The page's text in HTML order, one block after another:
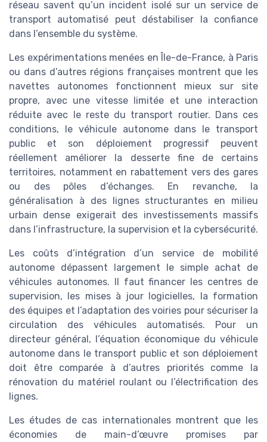
réseau savent qu’un incident isolé sur un service de
transport automatisé peut déstabiliser la confiance
dans l’ensemble du système.
Les expérimentations menées en Île-de-France, à Paris
ou dans d’autres régions françaises montrent que les
navettes autonomes fonctionnent mieux sur site
propre, avec une vitesse limitée et une interaction
réduite avec le reste du transport routier. Dans ces
conditions, le véhicule autonome dans le transport
public et son déploiement progressif peuvent
réellement améliorer la desserte fine de certains
territoires, notamment en rabattement vers des gares
ou des pôles d’échanges. En revanche, la
généralisation à des lignes structurantes en milieu
urbain dense exigerait des investissements massifs
dans l’infrastructure, la supervision et la cybersécurité.
Les coûts d’intégration d’un service de mobilité
autonome dépassent largement le simple achat de
véhicules autonomes. Il faut financer les centres de
supervision, les mises à jour logicielles, la formation
des équipes et l’adaptation des voiries pour sécuriser la
circulation des véhicules automatisés. Pour un
directeur général, l’équation économique du véhicule
autonome dans le transport public et son déploiement
doit être comparée à d’autres priorités comme la
rénovation du matériel roulant ou l’électrification des
lignes.
Les études de cas internationales montrent que les
économies de main-d’œuvre promises par